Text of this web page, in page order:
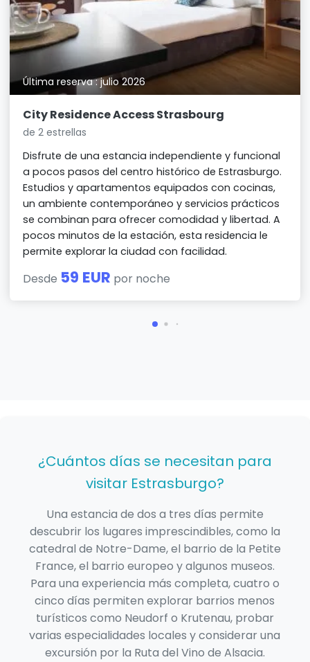
Última reserva : julio 2026
City Residence Access Strasbourg
de 2 estrellas
Disfrute de una estancia independiente y funcional
a pocos pasos del centro histórico de Estrasburgo.
Estudios y apartamentos equipados con cocinas,
un ambiente contemporáneo y servicios prácticos
se combinan para ofrecer comodidad y libertad. A
pocos minutos de la estación, esta residencia le
permite explorar la ciudad con facilidad.
Desde 59 EUR por noche
¿Cuántos días se necesitan para
visitar Estrasburgo?
Una estancia de dos a tres días permite
descubrir los lugares imprescindibles, como la
catedral de Notre-Dame, el barrio de la Petite
France, el barrio europeo y algunos museos.
Para una experiencia más completa, cuatro o
cinco días permiten explorar barrios menos
turísticos como Neudorf o Krutenau, probar
varias especialidades locales y considerar una
excursión por la Ruta del Vino de Alsacia.